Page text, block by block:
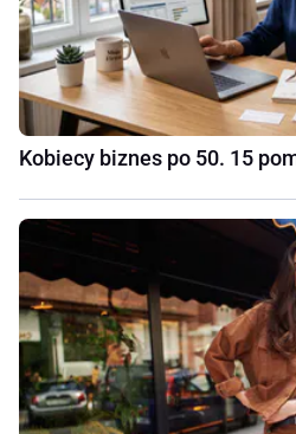
Kobiecy biznes po 50. 15